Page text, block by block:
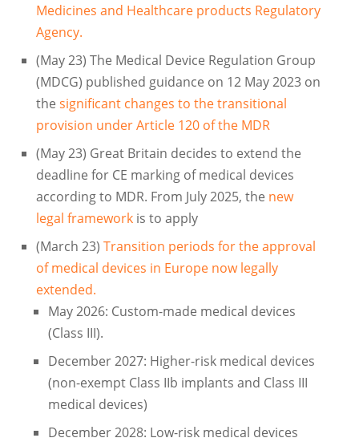
Medicines and Healthcare products Regulatory
Agency.
(May 23) The Medical Device Regulation Group
(MDCG) published guidance on 12 May 2023 on
the significant changes to the transitional
provision under Article 120 of the MDR
(May 23) Great Britain decides to extend the
deadline for CE marking of medical devices
according to MDR. From July 2025, the new
legal framework is to apply
(March 23) Transition periods for the approval
of medical devices in Europe now legally
extended.
May 2026: Custom-made medical devices
(Class III).
December 2027: Higher-risk medical devices
(non-exempt Class IIb implants and Class III
medical devices)
December 2028: Low-risk medical devices